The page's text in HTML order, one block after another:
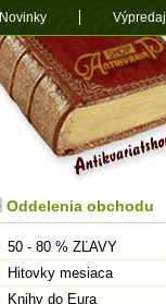
Oddelenia obchodu
50 - 80 % ZĽAVY
Hitovky mesiaca
Knihy do Eura
Novinky Výpredaj